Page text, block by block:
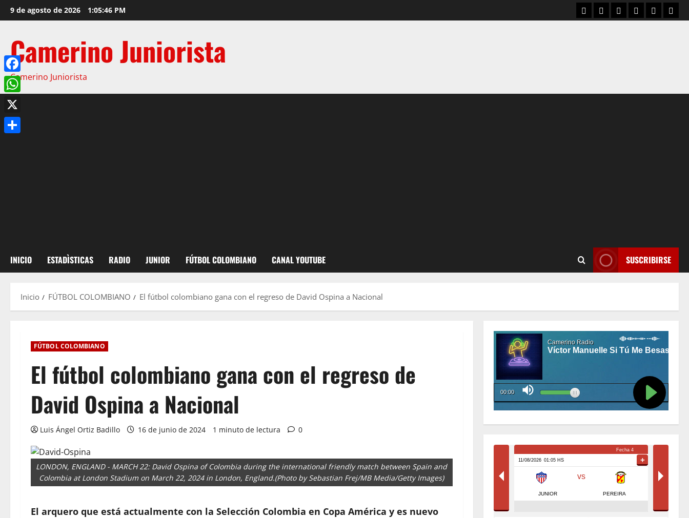
9 de agosto de 2026 1:05:47 PM
Camerino Juniorista
Camerino Juniorista
INICIO ESTADÌSTICAS RADIO JUNIOR FÚTBOL COLOMBIANO CANAL YOUTUBE SUSCRIBIRSE
Inicio FÚTBOL COLOMBIANO El fútbol colombiano gana con el regreso de David Ospina a Nacional
FÚTBOL COLOMBIANO
El fútbol colombiano gana con el regreso de
David Ospina a Nacional
Luis Ángel Ortiz Badillo 16 de junio de 2024 1 minuto de lectura 0
LONDON, ENGLAND - MARCH 22: David Ospina of Colombia during the international friendly match between Spain and
Colombia at London Stadium on March 22, 2024 in London, England.(Photo by Sebastian Frej/MB Media/Getty Images)
El arquero que está actualmente con la Selección Colombia en Copa América y es nuevo
Facebook
WhatsApp
X